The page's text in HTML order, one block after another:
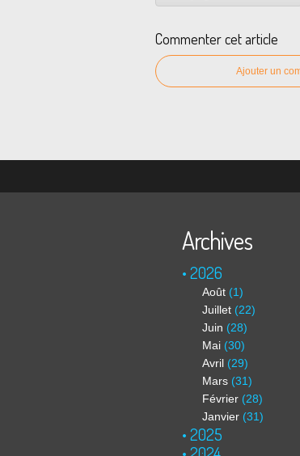
Commenter cet article
Ajouter un
Archives
2026
Août (1)
Juillet (22)
Juin (28)
Mai (30)
Avril (29)
Mars (31)
Février (28)
Janvier (31)
2025